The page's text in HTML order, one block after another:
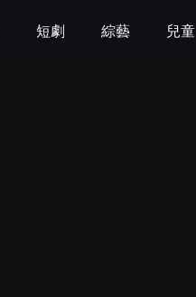
短劇 綜藝 兒童